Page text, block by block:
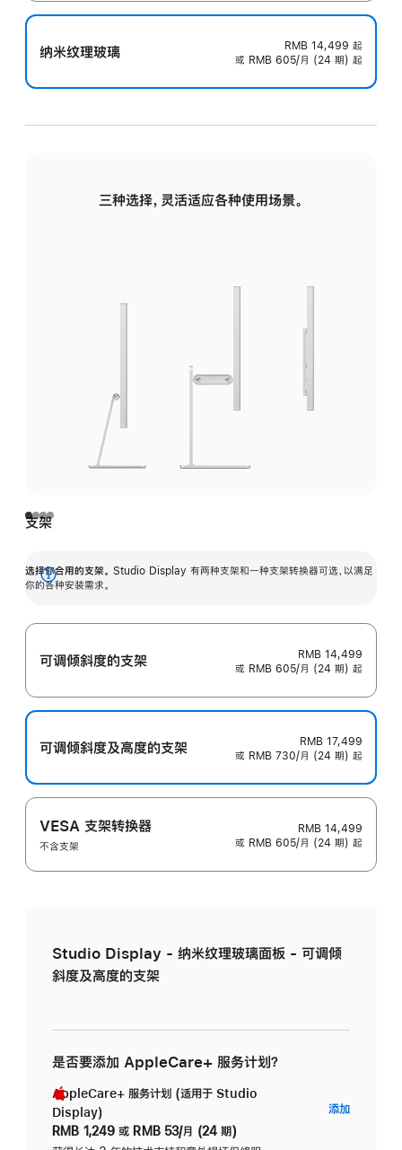
纳米纹理玻璃 RMB 14,499 起
或 RMB 605/月 (24 期) 起
三种选择，灵活适应各种使用场景。
支架
选择你合用的支架。 Studio Display 有两种支架和一种支架转换器可选，以满足
你的各种安装需求。
展
可调倾斜度的支架
RMB 14,499
或 RMB 605/月 (24 期) 起
可调倾斜度及高‍度的支‍架
RMB 17,499
或 RMB 730/月 (24 期) 起
VESA 支架转换器
不含支架
RMB 14,499
或 RMB 605/月 (24 期) 起
Studio Display - 纳米纹理玻璃面板 - 可调倾
斜度及高度的支架
是否要添加 AppleCare+ 服务计划？
AppleCare+ 服务计划 (适用于 Studio
Display)
RMB 1,249 或 RMB 53/月 (24 期)
添加